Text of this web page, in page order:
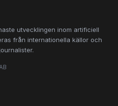
utvecklingen inom artificiell
från internationella källor och